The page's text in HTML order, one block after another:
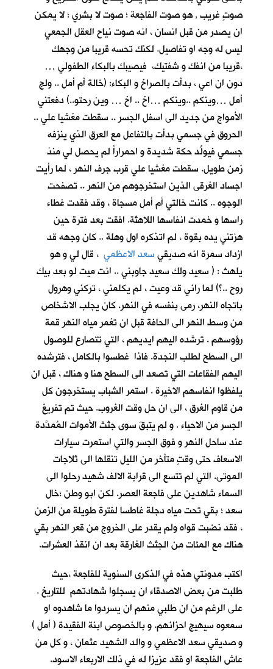
صوتٍ غريب , هو صوت الفاجعة ؛ صوت لا بشري ؛ لا يمكن
ان يصدر من قبل انسان ، انه صوت نياح العقل الجمعي
ليس له وجه او تفاصيل. لكنك تحسه قريبا من وجهك
،قريبا من انفك و شفتيك، فيصيبك بالبكاء الطفولي …
دون ان اعي ، بدأت بالصراخ و البكاء: (خالة أم أمل .. ولج
أمل …وينكم ..وينكم …اخ .. اخ … وين رحتو..) دفعتني
الأمواج من جديد الى اسفل الجسر .. سقطت مغشيا علي ..
الحروق في جسمي بدأت بالتفاعل مع العرق الذي ينزفه
جسمي فيولِّد حكة شديدة و احمراراً لم يحصل لي منذ
زمن طويل. سقطت مغشيا علي قرب جرف النهر ، لما رأيت
اجساد الغرقى الذين استخرجوهم من النهر .. تصفحت
الوجوه .. كانت خالتي أم أمل مسجاة ، وقد فقدت غطاء
راسها و خمدت انفاسها اللاهثة. افقت بعد فترة حين
هزتني يده بقوة ، لم اتذكره اول وهلة .. كان وجهه قد
ازداد سمرة انه صديقيسعد الاعظمي ، قال لي و هو
يلهث : ( سعيد ولك سعيد جاوبني .. انت ميت لو بعد بيك
روح ..؟) لما راني قد وعيت ، لم يكلمني ، تركني وهرول
باتجاه النهر، رمى بنفسه في النهر. كان يجلب الاشخاص
من وسط النهر الى الحافة قبل ان تغمر مياه النهر قمة
رؤوسهم . ترشده اليهم ايديهم ، التي تتصارع للوصول
الى السطح لطلب النجدة. فاذا غطسوا بالكامل ، فترشده
اليهم الفقاعات التي تصعد الى السطح هنا و هناك ، قبل ان
يلفظوا انفاسهم الاخيرة . استمر الشباب يستخرجون كل
من قاوم الغرق ، الى ان حل وقت الغروب. حيث تم تفريغ
الجسر من الاحياء . و لم يتبقَ سوى جثث الأموات المُمدَّدة
عند ساحل النهر و فوق الجسر والتي استمرت سيارات
الاسعاف حتى وقتٍ متأخر من الليل تنقلها الى ثلاجات
الموتى. التي لم تتسع الى قرابة الالف شهيد رحلوا الى
السماء شاهدين على فاجعة العصر. لكن ابو وطن ؛خال
سعد ؛ بقي تحت مياه دجلة غاطسا لفترة طويلة من الزمن
، فقد نضبت قواه ولم يقدر على الخروج من قعر النهر بقي
هناك مع المئات من الجثث الغارقة بعد ان انقذ العشرات.
اكتب مدونتي هذه في الذكرى السنوية للفاجعة ،حيث
طلبت من بعض الاصدقاء ان يسجلوا شهادتهم للتاريخ .
على الرغم من ان طلبي منهم ان يسردوا ما شاهدوه او
سمعوه سيهيج احزانهم. و بالخصوص ابنة الفقيدة ( أمل )
و صديقي سعد الاعظمي و والد الشهيد عثمان ، و كل من
عاش الفاجعة او فقد عزيزا له في ذلك الاربعاء الاسود.